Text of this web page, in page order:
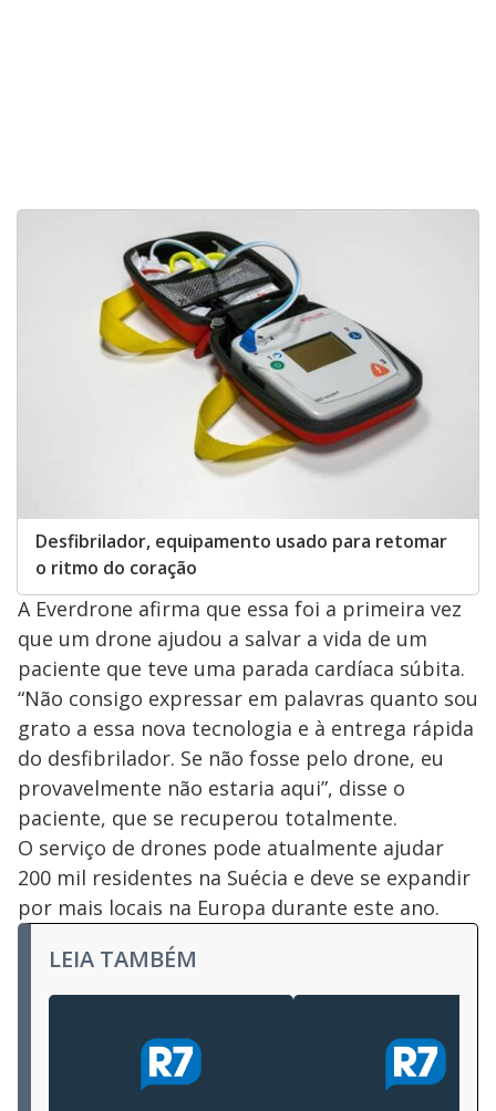
Desfibrilador, equipamento usado para retomar
o ritmo do coração
A Everdrone afirma que essa foi a primeira vez
que um drone ajudou a salvar a vida de um
paciente que teve uma parada cardíaca súbita.
“Não consigo expressar em palavras quanto sou
grato a essa nova tecnologia e à entrega rápida
do desfibrilador. Se não fosse pelo drone, eu
provavelmente não estaria aqui”, disse o
paciente, que se recuperou totalmente.
O serviço de drones pode atualmente ajudar
200 mil residentes na Suécia e deve se expandir
por mais locais na Europa durante este ano.
LEIA TAMBÉM